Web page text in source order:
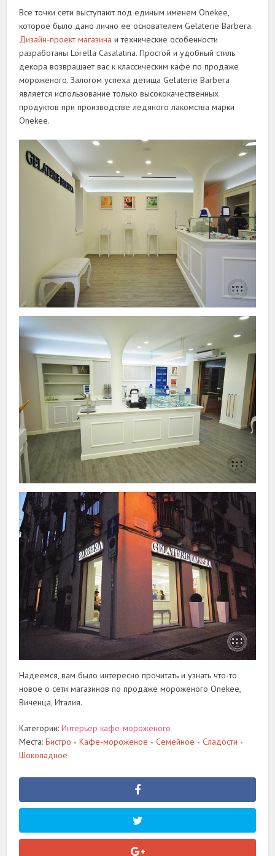
Все точки сети выступают под единым именем Onekee,
которое было дано лично ее основателем Gelaterie Barbera.
Дизайн-проект магазина и технические особенности
разработаны Lorella Casalatina. Простой и удобный стиль
декора возвращает вас к классическим кафе по продаже
мороженого. Залогом успеха детища Gelaterie Barbera
является использование только высококачественных
продуктов при производстве ледяного лакомства марки
Onekee.
Надеемся, вам было интересно прочитать и узнать что-то
новое о сети магазинов по продаже мороженого Onekee,
Виченца, Италия.
Категории:Интерьер кафе-мороженого
Места:Бистро • Кафе-мороженое • Семейное • Сладости •
Шоколадное